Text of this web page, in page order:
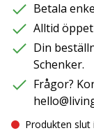
Betala
Alltid
Din
Schenker.
Frågor?
Produkten slut